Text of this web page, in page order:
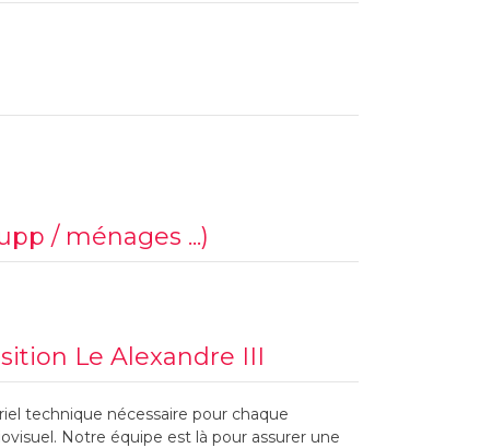
/ ménages ...)
Le Alexandre III
technique nécessaire pour chaque
Notre équipe est là pour assurer une